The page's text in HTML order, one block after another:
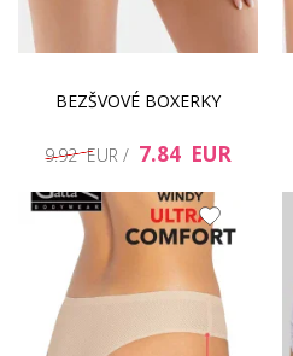
BEZŠVOVÉ BOXERKY
9.92 EUR / 7.84 EUR